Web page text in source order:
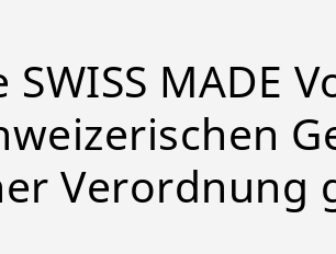
SWISS MADE
Verordnung